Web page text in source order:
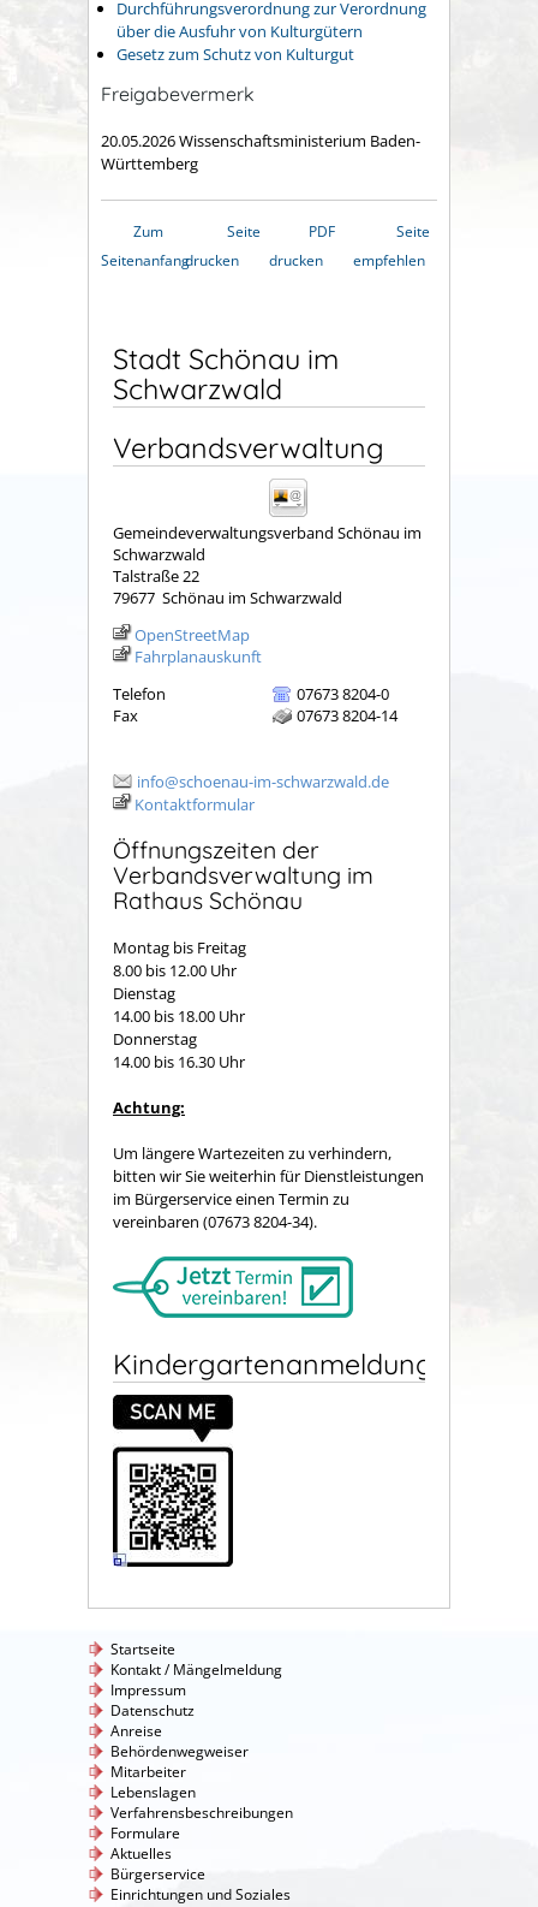
Durchführungsverordnungzur Verordnung
über die Ausfuhr von Kulturgütern
Gesetz zum Schutz von Kulturgut
Freigabevermerk
20.05.2026 Wissenschaftsministerium Baden-
Württemberg
Zum
Seitenanfang
Seite
drucken
PDF
drucken
Seite
empfehlen
Stadt Schönau im
Schwarzwald
Verbandsverwaltung
Gemeindeverwaltungsverband Schönau im
Schwarzwald
Talstraße 22
79677 Schönau im Schwarzwald
OpenStreetMap
Fahrplanauskunft
Telefon
07673 8204-0
Fax
07673 8204-14
info@schoenau-im-schwarzwald.de
Kontaktformular
Öffnungszeiten der
Verbandsverwaltung im
Rathaus Schönau
Montag bis Freitag
8.00 bis 12.00 Uhr
Dienstag
14.00 bis 18.00 Uhr
Donnerstag
14.00 bis 16.30 Uhr
Achtung:
Um längere Wartezeiten zu verhindern,
bitten wir Sie weiterhin für Dienstleistungen
im Bürgerservice einen Termin zu
vereinbaren (07673 8204-34).
Kindergartenanmeldung
Startseite
Kontakt / Mängelmeldung
Impressum
Datenschutz
Anreise
Behördenwegweiser
Mitarbeiter
Lebenslagen
Verfahrensbeschreibungen
Formulare
Aktuelles
Bürgerservice
Einrichtungen und Soziales